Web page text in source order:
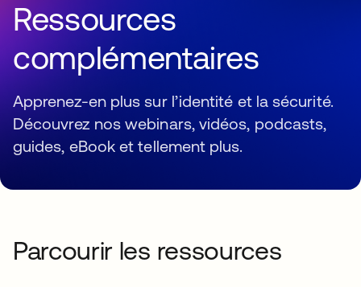
Ressources
complémentaires
Apprenez-en plus sur l’identité et la sécurité.
Découvrez nos webinars, vidéos, podcasts,
guides, eBook et tellement plus.
Parcourir les ressources